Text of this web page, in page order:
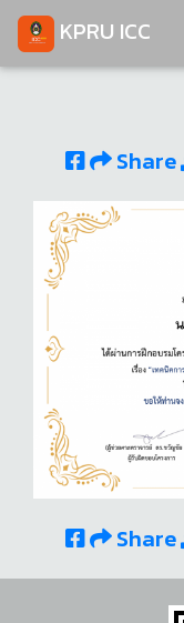
KPRU ICC
Share
Share